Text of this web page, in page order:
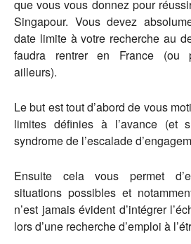
que vous vous donnez pour
Singapour. Vous devez
date limite à votre recherche au
faudra rentrer en France (ou
ailleurs).
Le but est tout d’abord de vous
limites définies à l’avance (et
syndrome de l’escalade
Ensuite cela vous permet
situations possibles et
n’est jamais évident d’intégrer
lors d’une recherche d’emploi à